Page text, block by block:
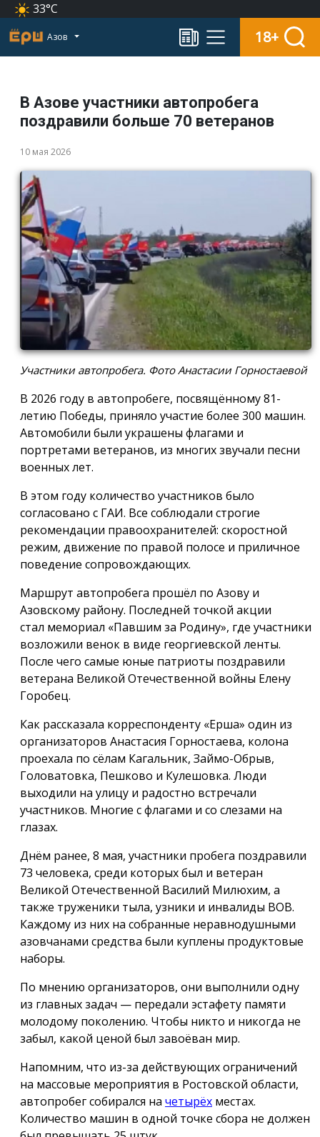
33°C
Азов 18+
В Азове участники автопробега
поздравили больше 70 ветеранов
10 мая 2026
Участники автопробега. Фото Анастасии Горностаевой
В 2026 году в автопробеге, посвящённому 81-
летию Победы, приняло участие более 300 машин.
Автомобили были украшены флагами и
портретами ветеранов, из многих звучали песни
военных лет.
В этом году количество участников было
согласовано с ГАИ. Все соблюдали строгие
рекомендации правоохранителей: скоростной
режим, движение по правой полосе и приличное
поведение сопровождающих.
Маршрут автопробега прошёл по Азову и
Азовскому району. Последней точкой акции
стал мемориал «Павшим за Родину», где участники
возложили венок в виде георгиевской ленты.
После чего самые юные патриоты поздравили
ветерана Великой Отечественной войны Елену
Горобец.
Как рассказала корреспонденту «Ерша» один из
организаторов Анастасия Горностаева, колона
проехала по сёлам Кагальник, Займо-Обрыв,
Головатовка, Пешково и Кулешовка. Люди
выходили на улицу и радостно встречали
участников. Многие с флагами и со слезами на
глазах.
Днём ранее, 8 мая, участники пробега поздравили
73 человека, среди которых был и ветеран
Великой Отечественной Василий Милюхим, а
также труженики тыла, узники и инвалиды ВОВ.
Каждому из них на собранные неравнодушными
азовчанами средства были куплены продуктовые
наборы.
По мнению организаторов, они выполнили одну
из главных задач — передали эстафету памяти
молодому поколению. Чтобы никто и никогда не
забыл, какой ценой был завоёван мир.
Напомним, что из-за действующих ограничений
на массовые мероприятия в Ростовской области,
автопробег собирался на четырёх местах.
Количество машин в одной точке сбора не должен